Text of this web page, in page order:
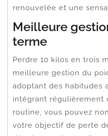
renouvelée et une
Meilleure
terme
Perdre 10 kilos en trois
meilleure gestion du
adoptant des habitudes
intégrant régulièrement
routine, vous pouvez
votre objectif de perte